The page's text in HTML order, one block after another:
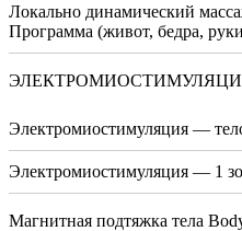
Локально динамический
Программа (живот, бедра,
Электромиостимуляция —
Электромиостимуляция — 1
Магнитная подтяжка тела